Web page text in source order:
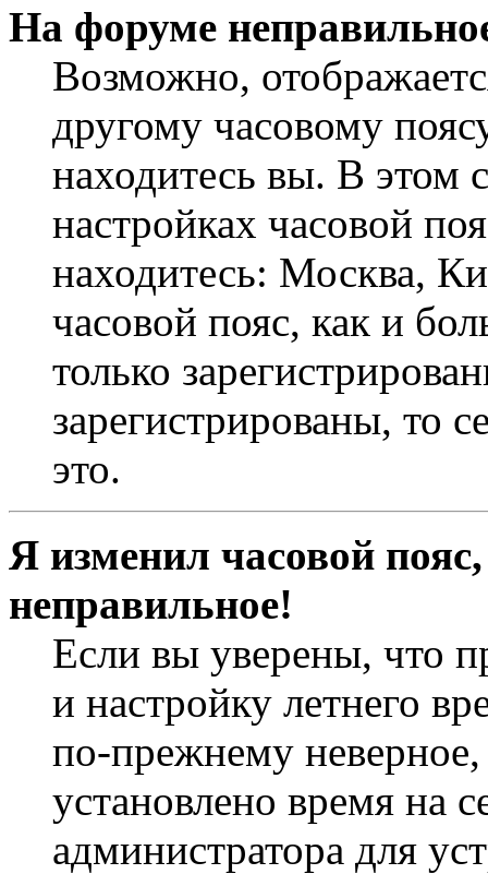
На форуме
Возможно,
другому часовому
находитесь вы. В этом
настройках часовой
находитесь: Москва,
часовой пояс, как и
только
зарегистрированы, то
это.
Я изменил часовой
неправильное!
Если вы уверены, что
и настройку летнего
по-прежнему неверное,
установлено время на
администратора для